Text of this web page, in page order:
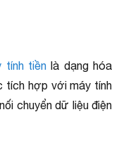
tính tiền là dạng hóa
tích hợp với máy tính
chuyển dữ liệu điện